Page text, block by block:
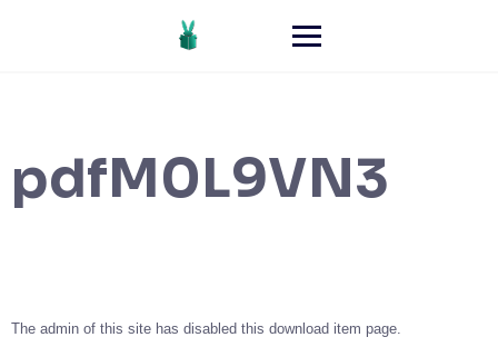
pdfM0L9VN3
The admin of this site has disabled this download item page.